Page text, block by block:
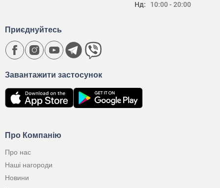
Нд:
10:00 - 20:00
Про Компанію
Про нас
Наші нагороди
Новини
Завантажити застосунок
Приєднуйтесь